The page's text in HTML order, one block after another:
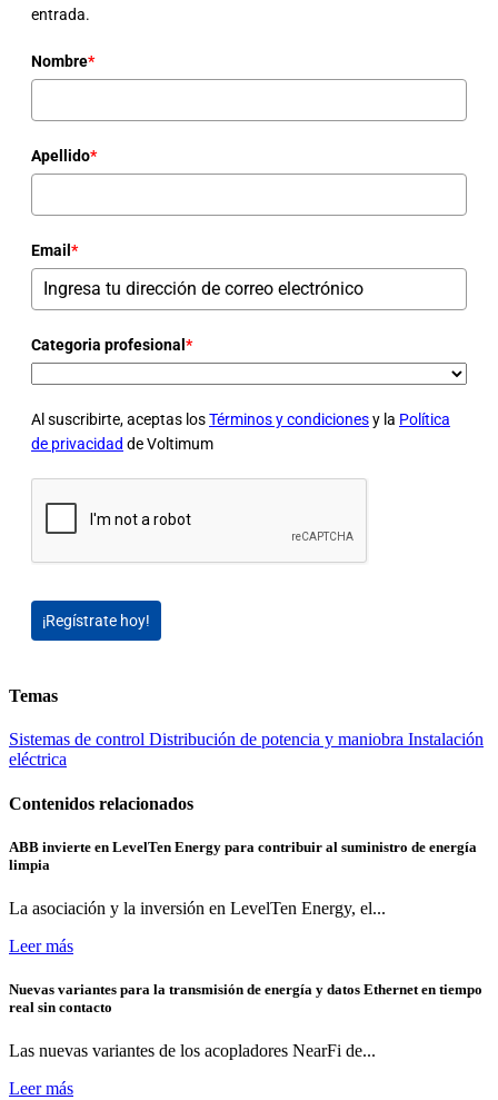
entrada.
Nombre*
Apellido*
Email *
Categoria profesional *
Al suscribirte, aceptas losTérminos y condicionesy la Política
de privacidad de Voltimum
¡Regístrate hoy!
Temas
Sistemas de control Distribución de potencia y maniobra Instalación
eléctrica
Contenidos relacionados
ABB invierte en LevelTen Energy para contribuir al suministro de energía
limpia
La asociación y la inversión en LevelTen Energy, el...
Leer más
Nuevas variantes para la transmisión de energía y datos Ethernet en tiempo
real sin contacto
Las nuevas variantes de los acopladores NearFi de...
Leer más